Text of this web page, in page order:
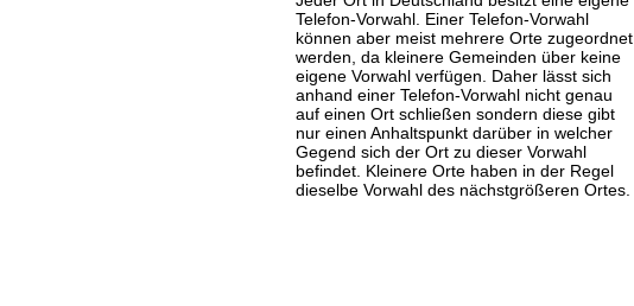
Telefon-Vorwahl. Einer Telefon-Vorwahl
können aber meist mehrere Orte zugeordnet
werden, da kleinere Gemeinden über keine
eigene Vorwahl verfügen. Daher lässt sich
anhand einer Telefon-Vorwahl nicht genau
auf einen Ort schließen sondern diese gibt
nur einen Anhaltspunkt darüber in welcher
Gegend sich der Ort zu dieser Vorwahl
befindet. Kleinere Orte haben in der Regel
dieselbe Vorwahl des nächstgrößeren Ortes.